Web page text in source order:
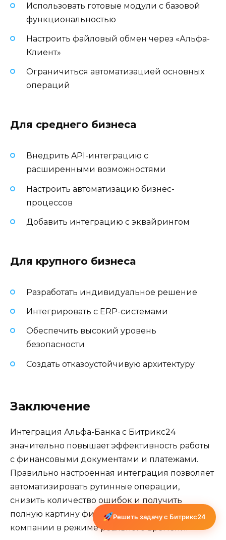
Использовать готовые модули с базовой
функциональностью
Настроить файловый обмен через «Альфа-
Клиент»
Ограничиться автоматизацией основных
операций
Для среднего бизнеса
Внедрить API-интеграцию с
расширенными возможностями
Настроить автоматизацию бизнес-
процессов
Добавить интеграцию с эквайрингом
Для крупного бизнеса
Разработать индивидуальное решение
Интегрировать с ERP-системами
Обеспечить высокий уровень
безопасности
Создать отказоустойчивую архитектуру
Заключение
Интеграция Альфа-Банка с Битрикс24
значительно повышает эффективность работы
с финансовыми документами и платежами.
Правильно настроенная интеграция позволяет
автоматизировать рутинные операции,
снизить количество ошибок и получить
полную картину финансового состояния
компании в режиме реального времени.
Решить задачу с Битрикс24